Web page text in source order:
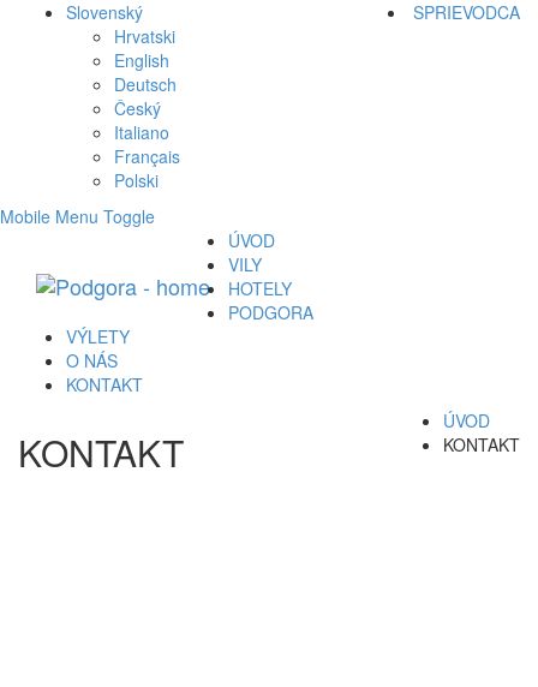
Slovenský
Hrvatski
English
Deutsch
Český
Italiano
Français
Polski
SPRIEVODCA
Mobile Menu Toggle
ÚVOD
VILY
HOTELY
PODGORA
VÝLETY
O NÁS
KONTAKT
KONTAKT
ÚVOD
KONTAKT